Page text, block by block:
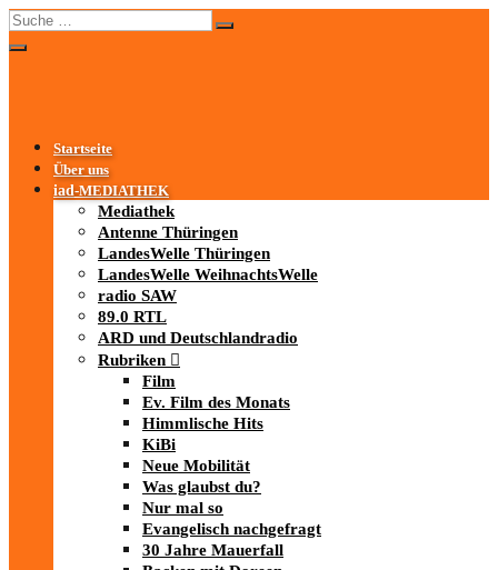
Startseite
Über uns
iad-MEDIATHEK
Mediathek
Antenne Thüringen
LandesWelle Thüringen
LandesWelle WeihnachtsWelle
radio SAW
89.0 RTL
ARD und Deutschlandradio
Rubriken
Film
Ev. Film des Monats
Himmlische Hits
KiBi
Neue Mobilität
Was glaubst du?
Nur mal so
Evangelisch nachgefragt
30 Jahre Mauerfall